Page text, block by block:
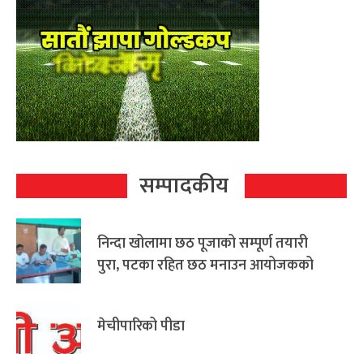
सम्पादकीय
निन्दा खोलामा छठ पूजाको सम्पूर्ण तयारी
पुरा, पटका रहित छठ मनाउन आयोजकको
मेचीपारिको पीडा